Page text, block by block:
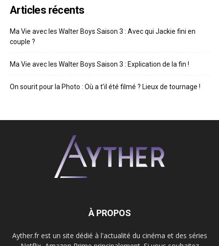
Articles récents
Ma Vie avec les Walter Boys Saison 3 : Avec qui Jackie fini en
couple ?
Ma Vie avec les Walter Boys Saison 3 : Explication de la fin !
On sourit pour la Photo : Où a t’il été filmé ? Lieux de tournage !
À PROPOS
Ayther.fr est un site dédié à l'actualité du cinéma et des séries